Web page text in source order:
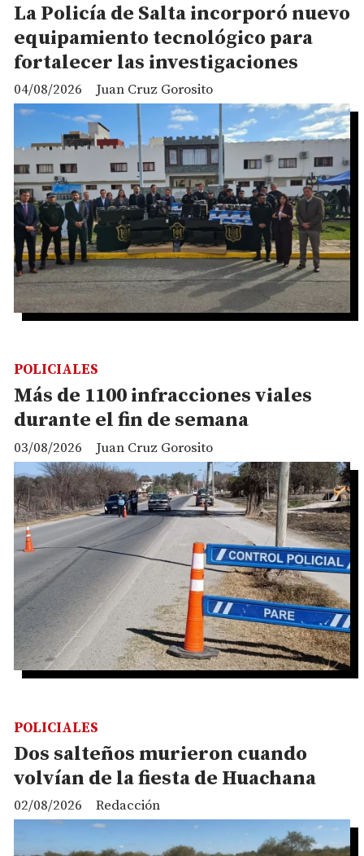
La Policía de Salta incorporó nuevo
equipamiento tecnológico para
fortalecer las investigaciones
Juan Cruz Gorosito
04/08/2026
Más de 1100 infracciones viales
durante el fin de semana
Juan Cruz Gorosito
POLICIALES
03/08/2026
Dos salteños murieron cuando
volvían de la fiesta de Huachana
Redacción
POLICIALES
02/08/2026